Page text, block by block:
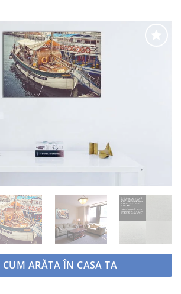
CUM ARĂTA ÎN CASA TA